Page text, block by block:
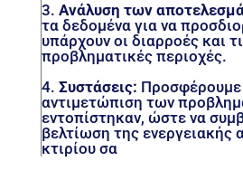
3. Ανάλυση των
τα δεδομένα για να
υπάρχουν οι διαρροές και
προβληματικές περιοχές.
4. Συστάσεις: Προσφέρουμε
αντιμετώπιση των
εντοπίστηκαν, ώστε να
βελτίωση της ενεργειακής
κτιρίου σα